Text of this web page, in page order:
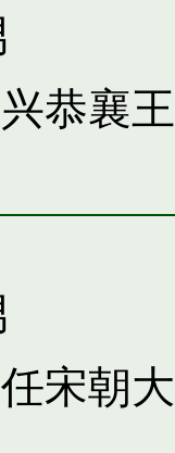
恭襄王
宋朝